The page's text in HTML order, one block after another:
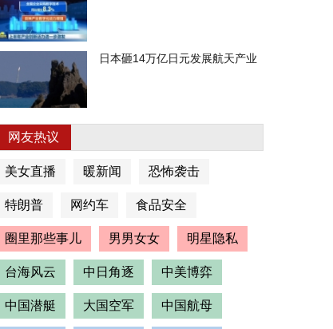
日本砸14万亿日元发展航天产业
网友热议
美女直播 暖新闻 恐怖袭击
特朗普 网约车 食品安全
圈里那些事儿 男男女女 明星隐私
台海风云 中日角逐 中美博弈
中国潜艇 大国空军 中国航母